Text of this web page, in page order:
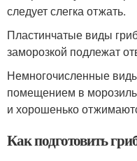
следует слегка отжать.
Пластинчатые виды
заморозкой подлежат
Немногочисленные
помещением в
и хорошенько
Как подготовить